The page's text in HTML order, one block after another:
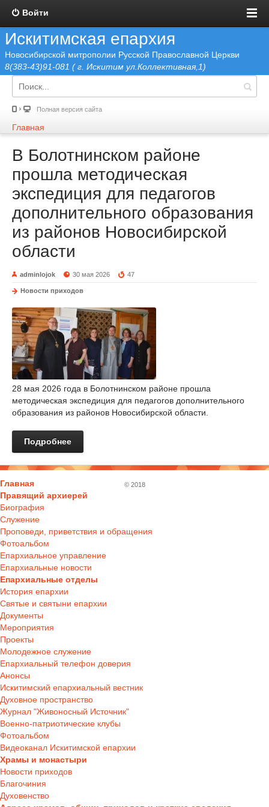
Войти
Искитимская епархия
Новосибирской митрополии Русской Православной Церкви
8(383-43)91-081 ( г. Искитим ул.Коллективная,1)
Полная версия сайта
Главная
В Болотнинском районе
прошла методическая
экспедиция для педагогов
дополнительного образования
из районов Новосибирской
области
adminlojok 30 мая 2026 47
Новости приходов
28 мая 2026 года в Болотнинском районе прошла
методическая экспедиция для педагогов дополнительного
образования из районов Новосибирской области.
Подробнее
Главная
Правящий архиерей
Биография
Служение
Проповеди, приветствия и обращения
Фотоальбом
Епархиальное управление
Епархиальные новости
Епархиальные отделы
История епархии
Святые и святыни епархии
Документы
Мероприятия
Проекты
Молодежное служение
Епархиальный телефон доверия
Анонсы
Искитимский епархиальный вестник
Духовное пространство
Журнал "Живоносный Источник"
Военно-патриотические клубы
Фотоальбом
Видеоканал Искитимской епархии
Храмы и монастыри
Новости приходов
Благочиния
Духовенство
© 2018